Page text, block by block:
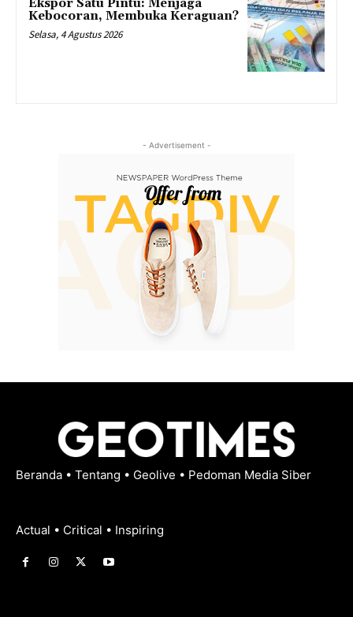
Ekspor Satu Pintu: Menjaga
Kebocoran, Membuka Keraguan?
Selasa, 4 Agustus 2026
- Advertisement -
Beranda • Tentang • Geolive • Pedoman Media Siber
Actual • Critical • Inspiring